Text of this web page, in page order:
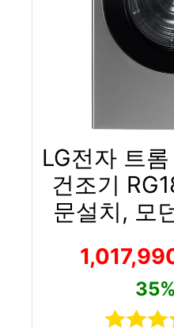
LG전자 트
건조기
문설치, 모